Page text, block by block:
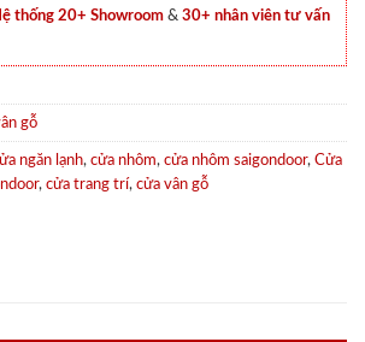
thống 20+ Showroom & 30+ nhân viên tư vấn
gỗ
ngăn lạnh, cửa nhôm, cửa nhôm saigondoor, Cửa
, cửa trang trí, cửa vân gỗ